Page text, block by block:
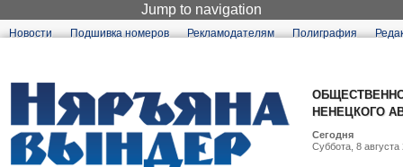
Jump to navigation
Новости Подшивка номеров Рекламодателям Полиграфия
НЕНЕЦКОГО
Сегодня
Суббота, 8 августа